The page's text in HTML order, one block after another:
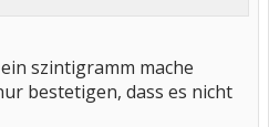
szintigramm mache
bestetigen, dass es nicht